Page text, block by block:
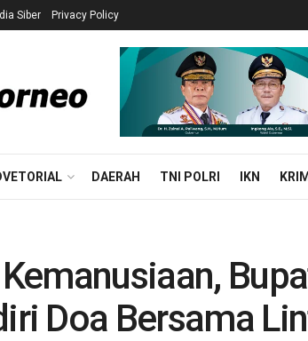
Siber Privacy Policy
DAERAH TNI POLRI IKN
Doa Bersama